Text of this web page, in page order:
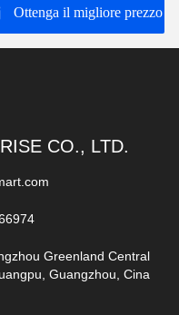
Ottenga il migliore prezzo
CO., LTD.
Greenland Central
Guangzhou, Cina